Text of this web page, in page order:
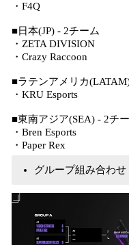
・F4Q
■日本(JP) - 2チーム
・ZETA DIVISION
・Crazy Raccoon
■ラテンアメリカ
・KRU Esports
■東南アジア(SEA) - 2チ
・Bren Esports
・Paper Rex
グループ組み合わせ